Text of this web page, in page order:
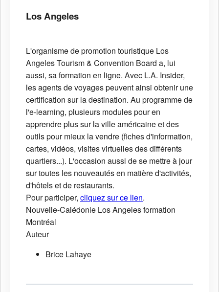
Los Angeles
L'organisme de promotion touristique Los
Angeles Tourism & Convention Board a, lui
aussi, sa formation en ligne. Avec L.A. Insider,
les agents de voyages peuvent ainsi obtenir une
certification sur la destination. Au programme de
l'e-learning, plusieurs modules pour en
apprendre plus sur la ville américaine et des
outils pour mieux la vendre (fiches d'information,
cartes, vidéos, visites virtuelles des différents
quartiers...). L'occasion aussi de se mettre à jour
sur toutes les nouveautés en matière d'activités,
d'hôtels et de restaurants.
Pour participer, cliquez sur ce lien.
Nouvelle-Calédonie Los Angelesformation
Montréal
Auteur
Brice Lahaye